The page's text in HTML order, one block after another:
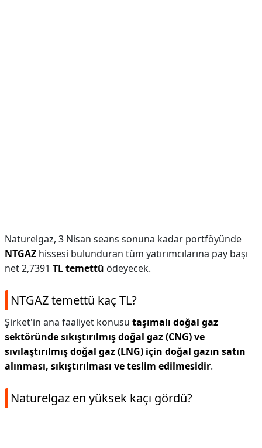
Naturelgaz, 3 Nisan seans sonuna kadar portföyünde
NTGAZ hissesi bulunduran tüm yatırımcılarına pay başı
net 2,7391 TL temettü ödeyecek.
NTGAZ temettü kaç TL?
Şirket'in ana faaliyet konusu taşımalı doğal gaz
sektöründe sıkıştırılmış doğal gaz (CNG) ve
sıvılaştırılmış doğal gaz (LNG) için doğal gazın satın
alınması, sıkıştırılması ve teslim edilmesidir.
Naturelgaz en yüksek kaçı gördü?